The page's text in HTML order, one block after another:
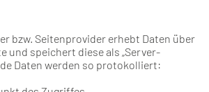
bzw. Seitenprovider erhebt Daten über
und speichert diese als „Server-
Daten werden so protokolliert: